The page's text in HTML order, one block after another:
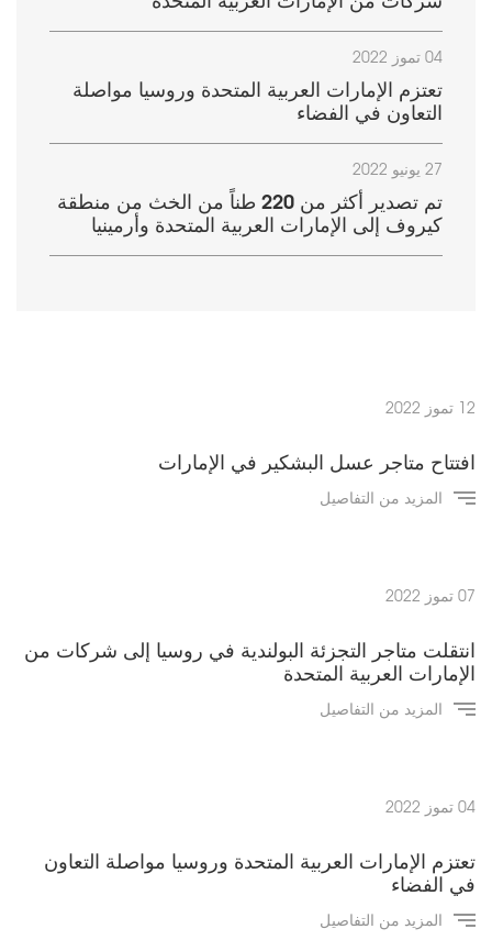
04 تموز 2022
تعتزم الإمارات العربية المتحدة وروسيا مواصلة
التعاون في الفضاء
27 يونيو 2022
تم تصدير أكثر من 220 طناً من الخث من منطقة
كيروف إلى الإمارات العربية المتحدة وأرمينيا
12 تموز 2022
افتتاح متاجر عسل البشكير في الإمارات
المزيد من التفاصيل
07 تموز 2022
انتقلت متاجر التجزئة البولندية في روسيا إلى شركات من
الإمارات العربية المتحدة
المزيد من التفاصيل
04 تموز 2022
تعتزم الإمارات العربية المتحدة وروسيا مواصلة التعاون
في الفضاء
المزيد من التفاصيل